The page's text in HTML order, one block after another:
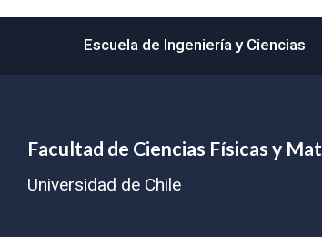
Escuela de Ingeniería y Ciencias
Facultad de Ciencias Físicas y
Universidad de Chile